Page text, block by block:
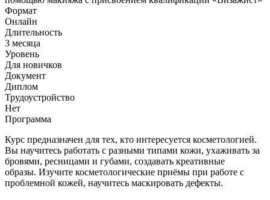
Формат
Онлайн
Длительность
3 месяца
Уровень
Для новичков
Документ
Диплом
Трудоустройство
Нет
Программа
Курс предназначен для тех, кто интересуется косметологией.
Вы научитесь работать с разными типами кожи, ухаживать за
бровями, ресницами и губами, создавать креативные
образы. Изучите косметологические приёмы при работе с
проблемной кожей, научитесь маскировать дефекты.